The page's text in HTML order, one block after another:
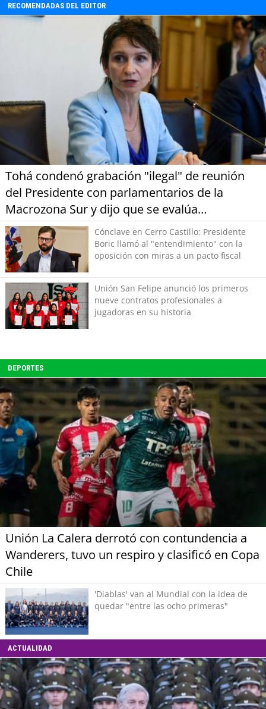
RECOMENDADAS DEL EDITOR
Tohá condenó grabación "ilegal" de reunión
del Presidente con parlamentarios de la
Macrozona Sur y dijo que se evalúa
investigación
Cónclave en Cerro Castillo: Presidente
Boric llamó al "entendimiento" con la
oposición con miras a un pacto fiscal
Unión San Felipe anunció los primeros
nueve contratos profesionales a
jugadoras en su historia
DEPORTES
Unión La Calera derrotó con contundencia a
Wanderers, tuvo un respiro y clasificó en Copa
Chile
'Diablas' van al Mundial con la idea de
quedar "entre las ocho primeras"
ACTUALIDAD